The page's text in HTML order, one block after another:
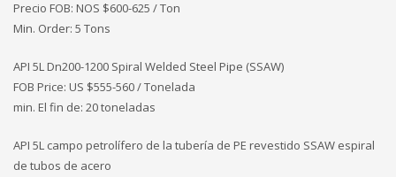
Precio FOB: NOS $600-625 / Ton
Min. Order: 5 Tons
API 5L Dn200-1200 Spiral Welded Steel Pipe (SSAW)
FOB Price: US $555-560 / Tonelada
min. El fin de: 20 toneladas
API 5L campo petrolífero de la tubería de PE revestido SSAW espiral
de tubos de acero